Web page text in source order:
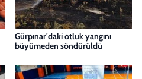
Gürpınar'daki otluk yangını
büyümeden söndürüldü